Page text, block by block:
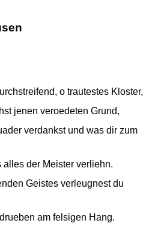
o trautestes Kloster,
jenen veroedeten Grund,
verdankst und was dir zum
der Meister verliehn.
Geistes verleugnest du
am felsigen Hang.